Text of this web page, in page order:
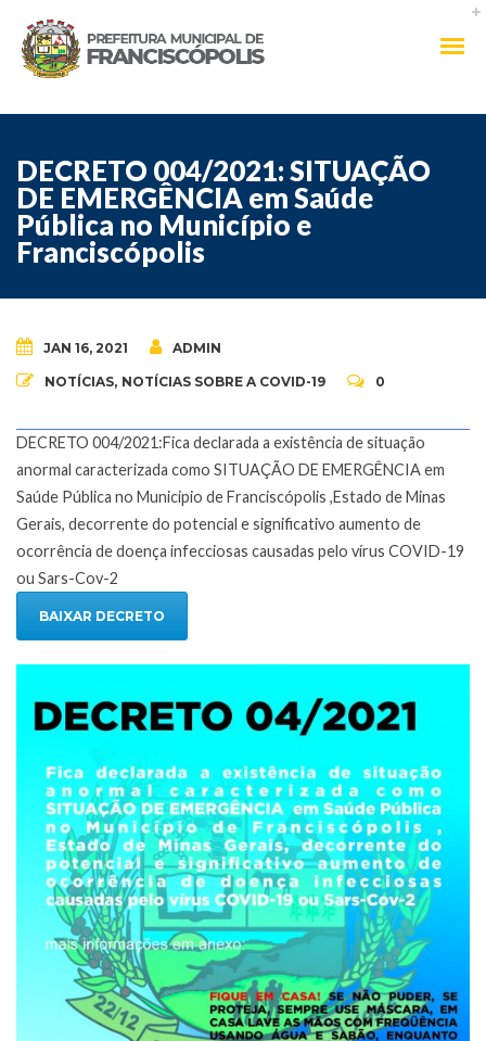
DECRETO 004/2021: SITUAÇÃO
DE EMERGÊNCIA em Saúde
Pública no Município e
Franciscópolis
JAN 16, 2021 ADMIN
NOTÍCIAS, NOTÍCIAS SOBRE A COVID-19 0
DECRETO 004/2021:Fica declarada a existência de situação
anormal caracterizada como SITUAÇÃO DE EMERGÊNCIA em
Saúde Pública no Municipio de Franciscópolis ,Estado de Minas
Gerais, decorrente do potencial e significativo aumento de
ocorrência de doença infecciosas causadas pelo vírus COVID-19
ou Sars-Cov-2
BAIXAR DECRETO